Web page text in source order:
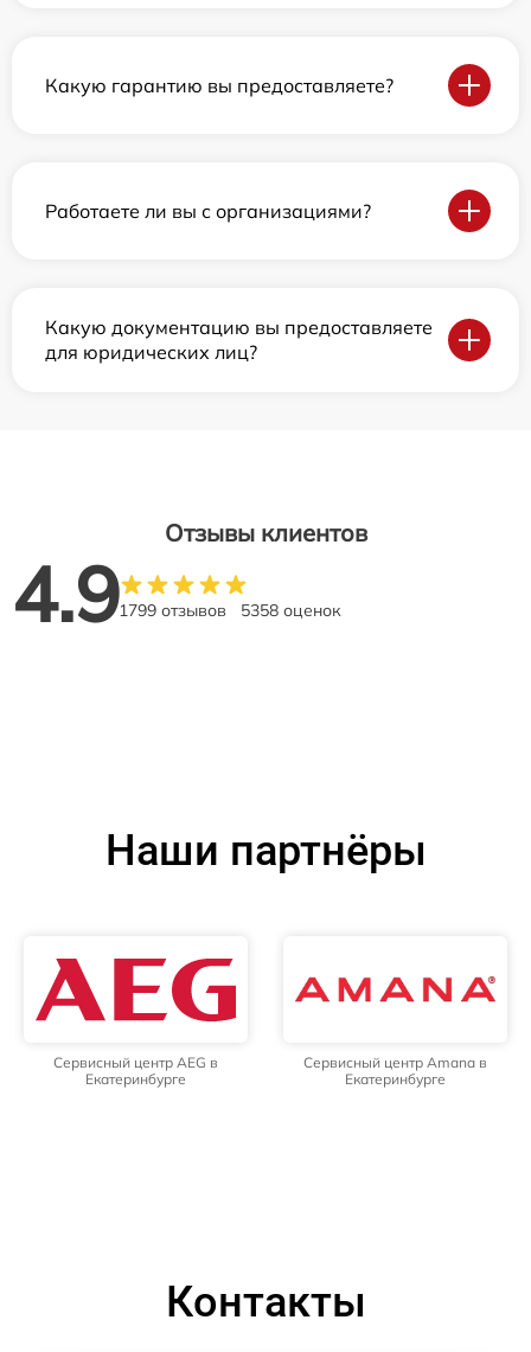
Какую гарантию вы предоставляете?
Работаете ли вы с организациями?
Какую документацию вы предоставляете
для юридических лиц?
Отзывы клиентов
4.91799 отзывов 5358 оценок
Наши партнёры
Сервисный центр AEG в
Екатеринбурге
Сервисный центр Amana в
Екатеринбурге
Контакты